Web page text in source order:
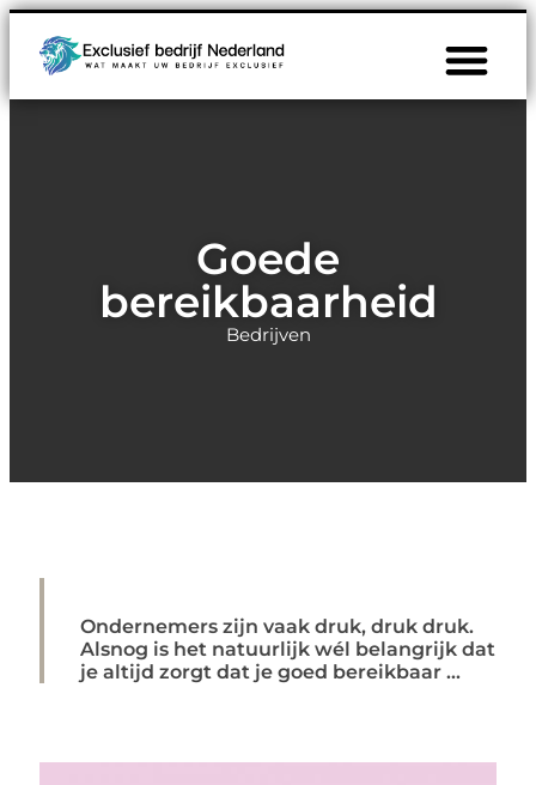
Goede
bereikbaarheid
Bedrijven
Ondernemers zijn vaak druk, druk druk.
Alsnog is het natuurlijk wél belangrijk dat
je altijd zorgt dat je goed bereikbaar ...